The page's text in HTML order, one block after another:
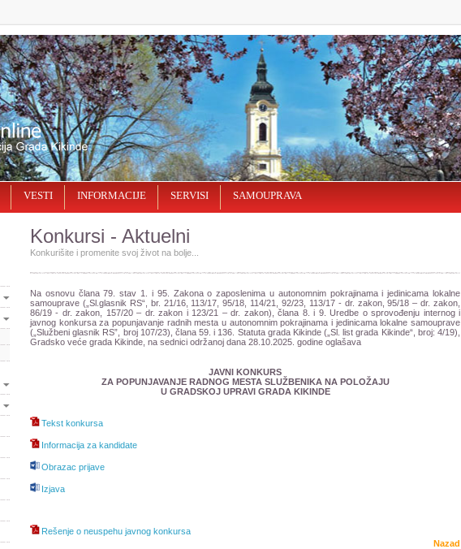
VESTI INFORMACIJE SERVISI SAMOUPRAVA
Konkursi - Aktuelni
Konkurišite i promenite svoj život na bolјe...
Na osnovu člana 79. stav 1. i 95. Zakona o zaposlenima u autonomnim pokrajinama i jedinicama lokalne
samouprave („Sl.glasnik RS“, br. 21/16, 113/17, 95/18, 114/21, 92/23, 113/17 - dr. zakon, 95/18 – dr. zakon,
86/19 - dr. zakon, 157/20 – dr. zakon i 123/21 – dr. zakon), člana 8. i 9. Uredbe o sprovođenju internog i
javnog konkursa za popunjavanje radnih mesta u autonomnim pokrajinama i jedinicama lokalne samouprave
(„Službeni glasnik RS”, broj 107/23), člana 59. i 136. Statuta grada Kikinde („Sl. list grada Kikinde“, broj: 4/19),
Gradsko veće grada Kikinde, na sednici održanoj dana 28.10.2025. godine oglašava
JAVNI KONKURS
ZA POPUNJAVANJE RADNOG MESTA SLUŽBENIKA NA POLOŽAJU
U GRADSKOJ UPRAVI GRADA KIKINDE
Tekst konkursa
Informacija za kandidate
Obrazac prijave
Izjava
Rešenje o neuspehu javnog konkursa
Nazad